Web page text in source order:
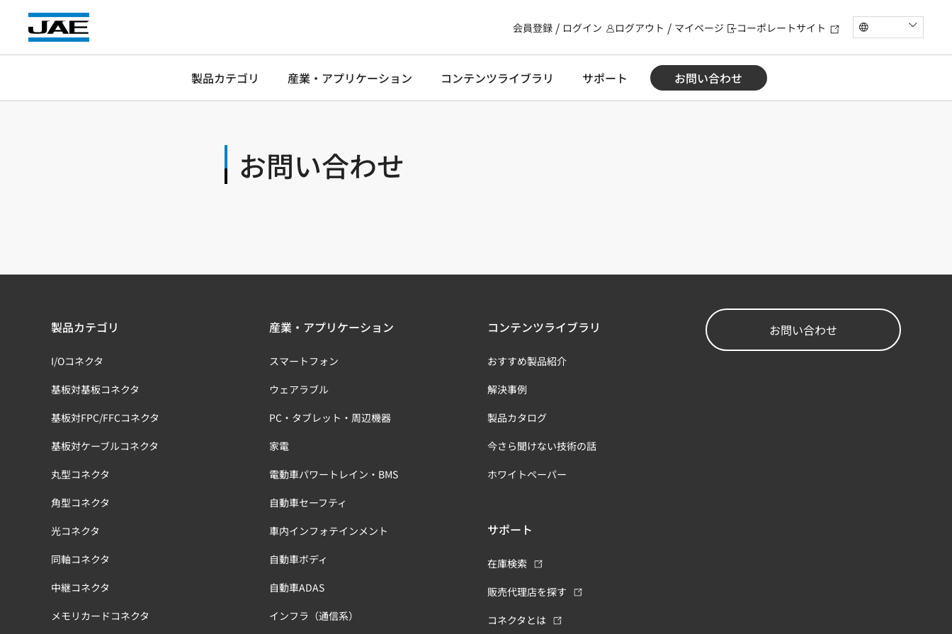
会員登録 ログイン ログアウト マイページ コーポレートサイト
製品カテゴリ 産業・アプリケーション コンテンツライブラリ サポート お問い合わせ
お問い合わせ
製品カテゴリ
I/Oコネクタ
基板対基板コネクタ
基板対FPC/FFCコネクタ
基板対ケーブルコネクタ
丸型コネクタ
角型コネクタ
光コネクタ
同軸コネクタ
中継コネクタ
メモリカードコネクタ
産業・アプリケーション
スマートフォン
ウェアラブル
PC・タブレット・周辺機器
家電
電動車パワートレイン・BMS
自動車セーフティ
車内インフォテインメント
自動車ボディ
自動車ADAS
インフラ（通信系）
コンテンツライブラリ
おすすめ製品紹介
解決事例
製品カタログ
今さら聞けない技術の話
ホワイトペーパー
サポート
在庫検索
販売代理店を探す
コネクタとは
お問い合わせ